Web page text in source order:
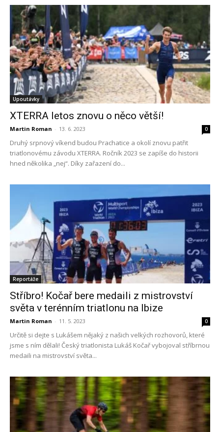
Upoutávky
XTERRA letos znovu o něco větší!
Martin Roman - 13. 6. 2023 0
Druhý srpnový víkend budou Prachatice a okolí znovu patřit
triatlonovému závodu XTERRA. Ročník 2023 se zapíše do historii
hned několika „nej“. Díky zařazení do...
Reportáže
Stříbro! Kočař bere medaili z mistrovství
světa v terénním triatlonu na Ibize
Martin Roman - 11. 5. 2023 0
Určitě si dejte s Lukášem nějaký z našich velkých rozhovorů, které
jsme s ním dělali! Český triatlonista Lukáš Kočař vybojoval stříbrnou
medaili na mistrovství světa...